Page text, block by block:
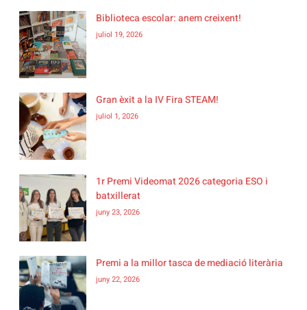
Biblioteca escolar: anem creixent!
juliol 19, 2026
Gran èxit a la IV Fira STEAM!
juliol 1, 2026
1r Premi Videomat 2026 categoria ESO i
batxillerat
juny 23, 2026
Premi a la millor tasca de mediació literària
juny 22, 2026